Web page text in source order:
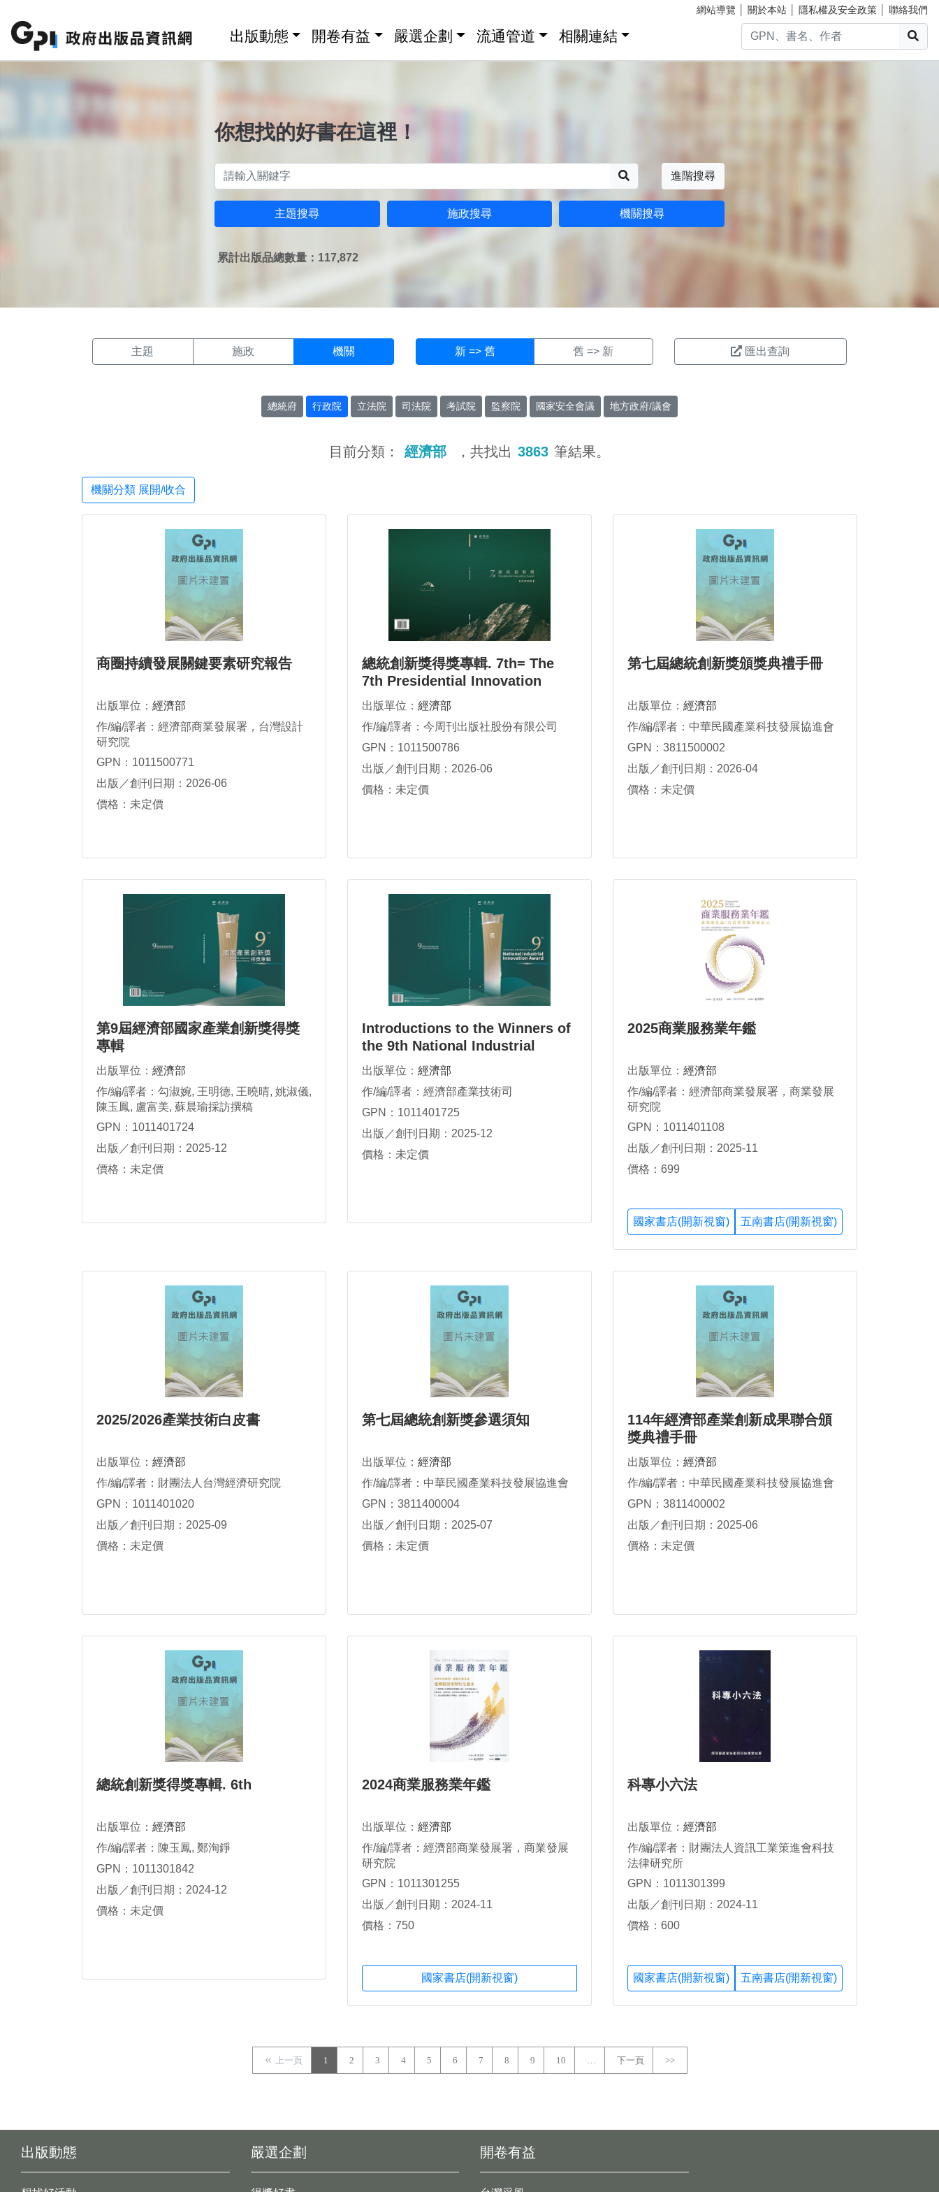
網站導覽 關於本站 隱私權及安全政策 聯絡我們
出版動態 開卷有益 嚴選企劃 流通管道 相關連結
你想找的好書在這裡！
進階搜尋
主題搜尋 施政搜尋 機關搜尋
累計出版品總數量：117,872
主題 施政 機關 新 => 舊 舊 => 新 匯出查詢
總統府 行政院 立法院 司法院 考試院 監察院 國家安全會議 地方政府/議會
目前分類： 經濟部 ，共找出 3863 筆結果。
機關分類 展開/收合
商圈持續發展關鍵要素研究報告
出版單位： 經濟部
作/編/譯者：經濟部商業發展署，台灣設計
研究院
GPN：1011500771
出版／創刊日期：2026-06
價格：未定價
總統創新獎得獎專輯. 7th= The
7th Presidential Innovation
Award Award Report
出版單位： 經濟部
作/編/譯者：今周刊出版社股份有限公司
GPN：1011500786
出版／創刊日期：2026-06
價格：未定價
第七屆總統創新獎頒獎典禮手冊
出版單位： 經濟部
作/編/譯者：中華民國產業科技發展協進會
GPN：3811500002
出版／創刊日期：2026-04
價格：未定價
第9屆經濟部國家產業創新獎得獎
專輯
出版單位： 經濟部
作/編/譯者：勾淑婉, 王明德, 王曉晴, 姚淑儀,
陳玉鳳, 盧富美, 蘇晨瑜採訪撰稿
GPN：1011401724
出版／創刊日期：2025-12
價格：未定價
Introductions to the Winners of
the 9th National Industrial
Innovation Award
出版單位： 經濟部
作/編/譯者：經濟部產業技術司
GPN：1011401725
出版／創刊日期：2025-12
價格：未定價
2025商業服務業年鑑
出版單位： 經濟部
作/編/譯者：經濟部商業發展署，商業發展
研究院
GPN：1011401108
出版／創刊日期：2025-11
價格：699
國家書店(開新視窗) 五南書店(開新視窗)
2025/2026產業技術白皮書
出版單位： 經濟部
作/編/譯者：財團法人台灣經濟研究院
GPN：1011401020
出版／創刊日期：2025-09
價格：未定價
第七屆總統創新獎參選須知
出版單位： 經濟部
作/編/譯者：中華民國產業科技發展協進會
GPN：3811400004
出版／創刊日期：2025-07
價格：未定價
114年經濟部產業創新成果聯合頒
獎典禮手冊
出版單位： 經濟部
作/編/譯者：中華民國產業科技發展協進會
GPN：3811400002
出版／創刊日期：2025-06
價格：未定價
總統創新獎得獎專輯. 6th
出版單位： 經濟部
作/編/譯者：陳玉鳳, 鄭洵錚
GPN：1011301842
出版／創刊日期：2024-12
價格：未定價
2024商業服務業年鑑
出版單位： 經濟部
作/編/譯者：經濟部商業發展署，商業發展
研究院
GPN：1011301255
出版／創刊日期：2024-11
價格：750
國家書店(開新視窗)
科專小六法
出版單位： 經濟部
作/編/譯者：財團法人資訊工業策進會科技
法律研究所
GPN：1011301399
出版／創刊日期：2024-11
價格：600
國家書店(開新視窗) 五南書店(開新視窗)
上一頁 1 2 3 4 5 6 7 8 9 10 … 下一頁 >>
出版動態 開卷有益
嚴選企劃